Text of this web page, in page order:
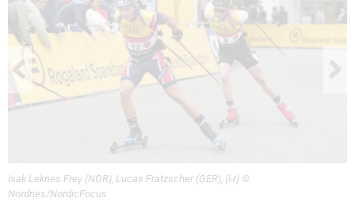
Isak Leknes Frey (NOR), Lucas Fratzscher (GER), (l-r) ©
Nordnes/NordicFocus